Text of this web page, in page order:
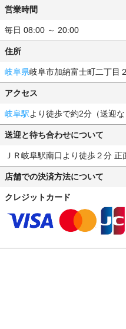
営業時間
毎日 08:00 ～ 20:00
住所
岐阜県岐阜市加納富士町二丁目
アクセス
岐阜駅より徒歩で約2分（送迎な
送迎と待ち合わせについて
ＪＲ岐阜駅南口より徒歩２分
店舗での決済方法について
クレジットカード